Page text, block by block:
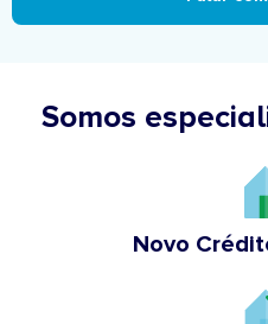
Somos
Novo